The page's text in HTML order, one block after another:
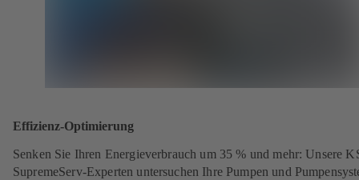
Effizienz-Optimierung
Senken Sie Ihren Energieverbrauch um 35 % und mehr: Unsere
SupremeServ-Experten untersuchen Ihre Pumpen und